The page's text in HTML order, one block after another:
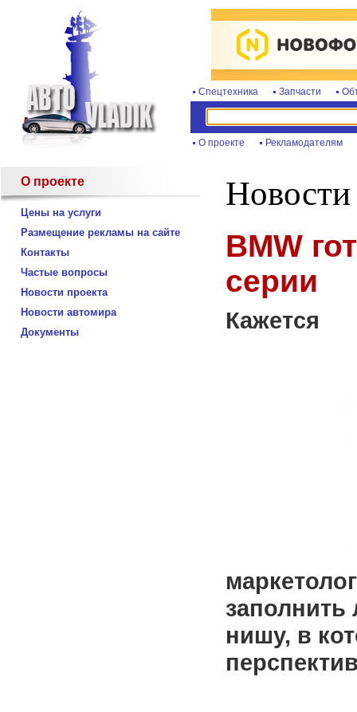
Спецтехника Запчасти
О проекте Рекламодателям
О проекте
Цены на услуги
Размещение рекламы на сайте
Контакты
Частые вопросы
Новости проекта
Новости автомира
Документы
Новости
BMW
серии
Кажется
нишу, в